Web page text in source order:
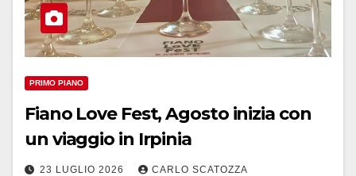
PRIMO PIANO
Fiano Love Fest, Agosto inizia con
un viaggio in Irpinia
23 LUGLIO 2026 CARLO SCATOZZA